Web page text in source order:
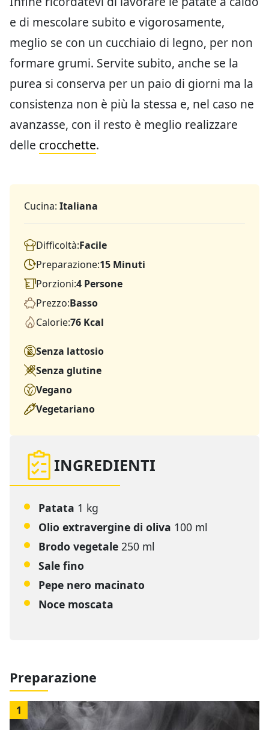
e di mescolare subito e vigorosamente,
meglio se con un cucchiaio di legno, per non
formare grumi. Servite subito, anche se la
purea si conserva per un paio di giorni ma la
consistenza non è più la stessa e, nel caso ne
avanzasse, con il resto è meglio realizzare
delle crocchette.
Cucina: Italiana
Difficoltà:Facile
Preparazione:15 Minuti
Porzioni:4 Persone
Prezzo:Basso
Calorie:76 Kcal
Senza lattosio
Senza glutine
Vegano
Vegetariano
INGREDIENTI
Patata 1 kg
Olio extravergine di oliva 100 ml
Brodo vegetale 250 ml
Sale fino
Pepe nero macinato
Noce moscata
Preparazione
1